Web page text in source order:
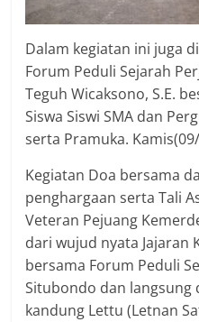
Dalam kegiatan ini juga
Forum Peduli Sejarah
Teguh Wicaksono, S.E.
Siswa Siswi SMA dan
serta Pramuka.
Kegiatan Doa bersama
penghargaan serta Tali
Veteran Pejuang
dari wujud nyata Jajaran
bersama Forum Peduli
Situbondo dan
kandung Lettu (Letnan